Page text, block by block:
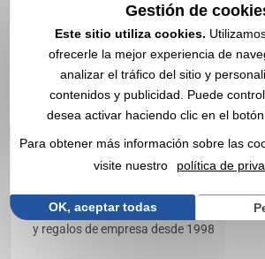
Telefunken
logo | Mayorista
Descubra nuestros productosTelefunken
satisfechos ✔️ Artículos publicitarios,
y regalos de empresa desde 1998
Gestión de
Este sitio utiliza cookies.
ofrecerle la mejor experiencia de
analizar el tráfico del sitio y
contenidos y publicidad. Puede
desea activar haciendo clic en el
Para obtener más información sobre las
visite nuestro
política de
OK, aceptar todas